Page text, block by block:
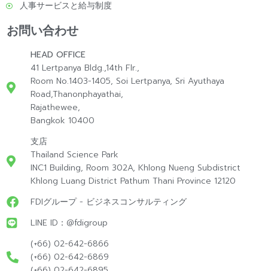
人事サービスと給与制度
お問い合わせ
HEAD OFFICE
41 Lertpanya Bldg.,14th Flr.,
Room No.1403-1405, Soi Lertpanya, Sri Ayuthaya
Road,Thanonphayathai,
Rajathewee,
Bangkok 10400
支店
Thailand Science Park
INC1 Building, Room 302A, Khlong Nueng Subdistrict
Khlong Luang District Pathum Thani Province 12120
FDIグループ - ビジネスコンサルティング
LINE ID：@fdigroup
(+66) 02-642-6866
(+66) 02-642-6869